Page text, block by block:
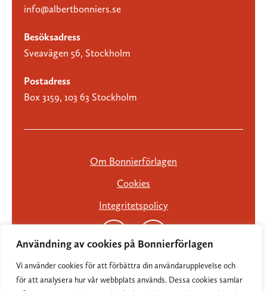
Användning av cookies på Bonnierförlagen
Vi använder cookies för att förbättra din användarupplevelse och
för att analysera hur vår webbplats används. Dessa cookies samlar
info@albertbonniers.se
Besöksadress
Sveavägen 56, Stockholm
Postadress
Box 3159, 103 63 Stockholm
Om Bonnierförlagen
Cookies
Integritetspolicy